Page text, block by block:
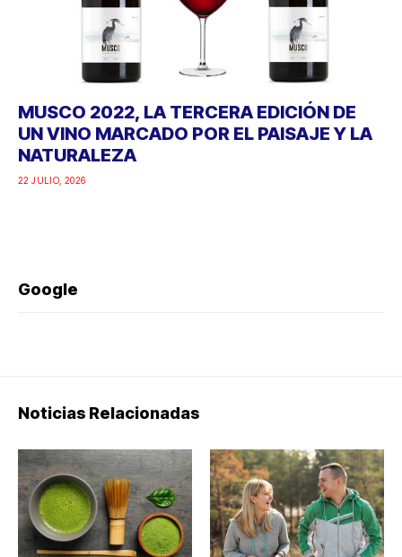
MUSCO 2022, LA TERCERA EDICIÓN DE
UN VINO MARCADO POR EL PAISAJE Y LA
NATURALEZA
22 JULIO, 2026
Google
Noticias Relacionadas